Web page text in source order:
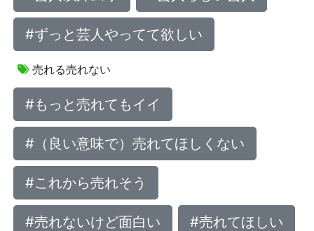
#ずっと芸人やってて欲しい
売れる売れない
#もっと売れてもイイ
#（良い意味で）売れてほしくない
#これから売れそう
#売れないけど面白い #売れてほしい